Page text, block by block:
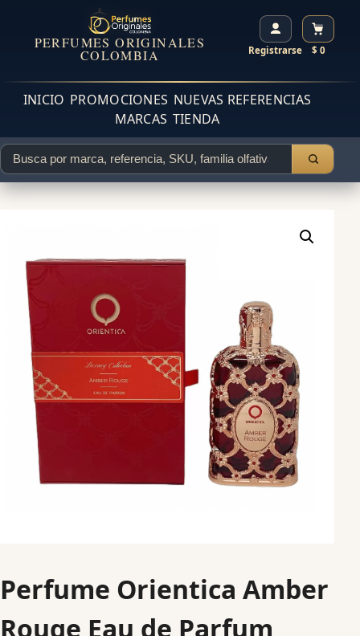
PERFUMES ORIGINALES
COLOMBIA Registrarse $ 0
INICIO PROMOCIONES NUEVAS REFERENCIAS
MARCAS TIENDA
Perfume Orientica Amber
Rouge Eau de Parfum